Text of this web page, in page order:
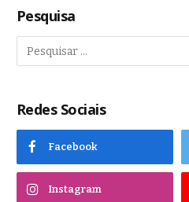
Pesquisa
Redes Sociais
Facebook
Instagram